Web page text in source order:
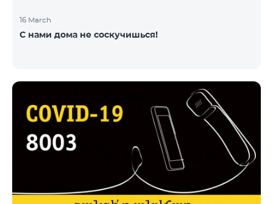
16 March
С нами дома не соскучишься!